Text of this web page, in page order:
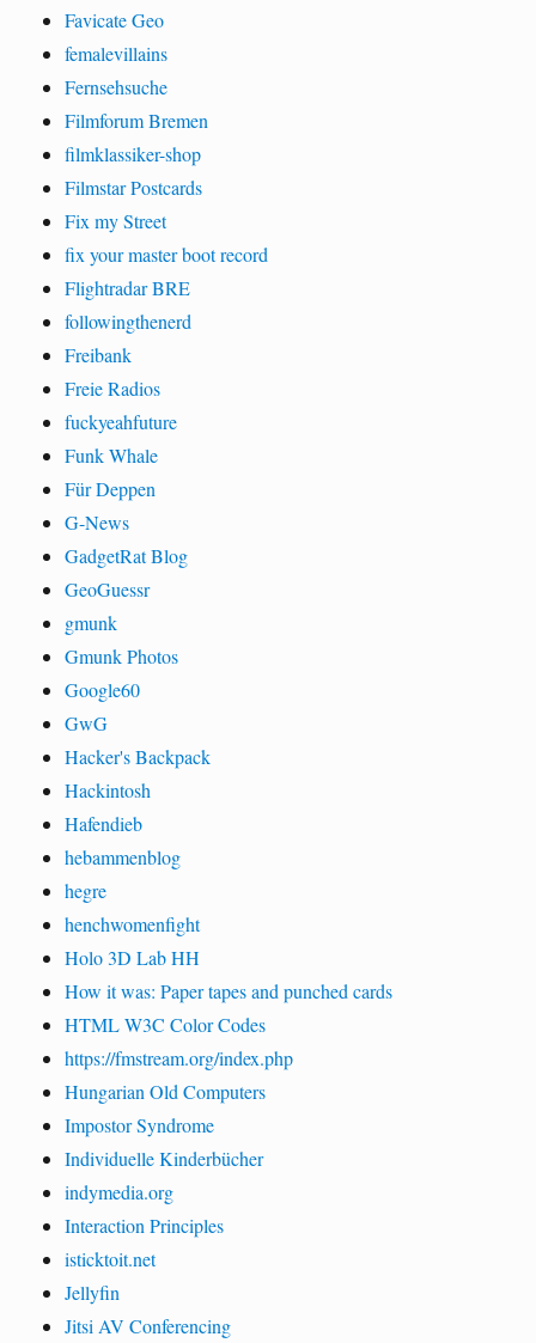
Favicate Geo
femalevillains
Fernsehsuche
Filmforum Bremen
filmklassiker-shop
Filmstar Postcards
Fix my Street
fix your master boot record
Flightradar BRE
followingthenerd
Freibank
Freie Radios
fuckyeahfuture
Funk Whale
Für Deppen
G-News
GadgetRat Blog
GeoGuessr
gmunk
Gmunk Photos
Google60
GwG
Hacker's Backpack
Hackintosh
Hafendieb
hebammenblog
hegre
henchwomenfight
Holo 3D Lab HH
How it was: Paper tapes and punched cards
HTML W3C Color Codes
https://fmstream.org/index.php
Hungarian Old Computers
Impostor Syndrome
Individuelle Kinderbücher
indymedia.org
Interaction Principles
isticktoit.net
Jellyfin
Jitsi AV Conferencing